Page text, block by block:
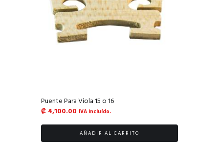
Puente Para Viola 15 o 16
₡ 4,100.00 IVA incluído.
AÑADIR AL CARRITO